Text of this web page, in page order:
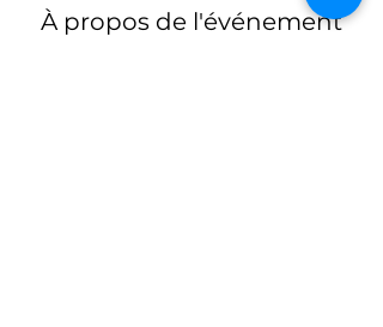
À propos de l'événement